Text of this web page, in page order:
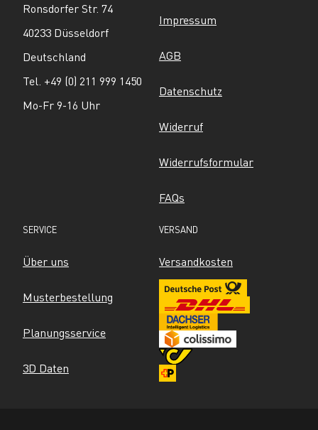
Ronsdorfer Str. 74
40233 Düsseldorf
Deutschland
Tel. +49 (0) 211 999 1450
Mo-Fr 9-16 Uhr
Impressum
AGB
Datenschutz
Widerruf
Widerrufsformular
FAQs
SERVICE
Über uns
Musterbestellung
Planungsservice
3D Daten
VERSAND
Versandkosten